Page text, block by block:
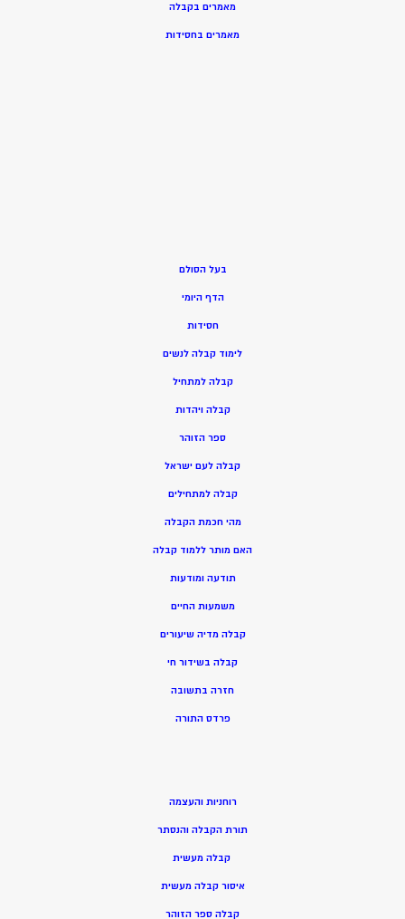
מאמרים בקבלה
מאמרים בחסידות
בעל הסולם
הדף היומי
חסידות
לימוד קבלה לנשים
קבלה למתחיל
קבלה ויהדות
ספר הזוהר
קבלה לעם ישראל
קבלה למתחילים
מהי חכמת הקבלה
האם מותר ללמוד קבלה
תודעה ומודעות
משמעות החיים
קבלה מדיה שיעורים
קבלה בשידור חי
חזרה בתשובה
פרדס התורה
רוחניות והעצמה
תורת הקבלה והנסתר
קבלה מעשית
איסור קבלה מעשית
קבלה ספר הזוהר